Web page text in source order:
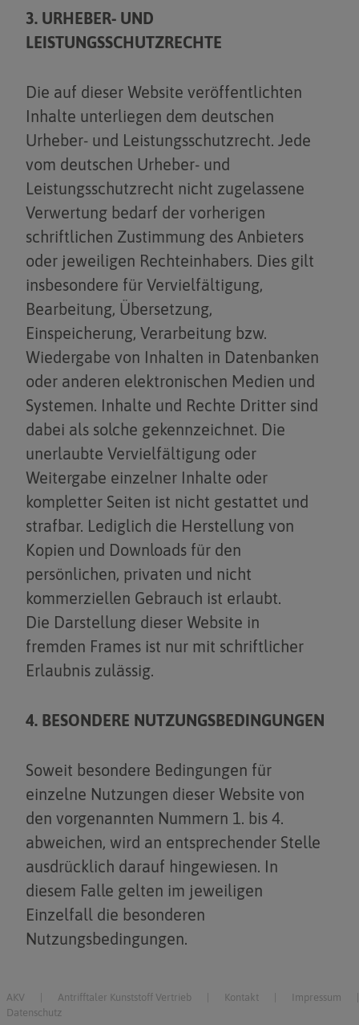
3. URHEBER- UND
LEISTUNGSSCHUTZRECHTE
Die auf dieser Website veröffentlichten
Inhalte unterliegen dem deutschen
Urheber- und Leistungsschutzrecht. Jede
vom deutschen Urheber- und
Leistungsschutzrecht nicht zugelassene
Verwertung bedarf der vorherigen
schriftlichen Zustimmung des Anbieters
oder jeweiligen Rechteinhabers. Dies gilt
insbesondere für Vervielfältigung,
Bearbeitung, Übersetzung,
Einspeicherung, Verarbeitung bzw.
Wiedergabe von Inhalten in Datenbanken
oder anderen elektronischen Medien und
Systemen. Inhalte und Rechte Dritter sind
dabei als solche gekennzeichnet. Die
unerlaubte Vervielfältigung oder
Weitergabe einzelner Inhalte oder
kompletter Seiten ist nicht gestattet und
strafbar. Lediglich die Herstellung von
Kopien und Downloads für den
persönlichen, privaten und nicht
kommerziellen Gebrauch ist erlaubt.
Die Darstellung dieser Website in
fremden Frames ist nur mit schriftlicher
Erlaubnis zulässig.
4. BESONDERE NUTZUNGSBEDINGUNGEN
Soweit besondere Bedingungen für
einzelne Nutzungen dieser Website von
den vorgenannten Nummern 1. bis 4.
abweichen, wird an entsprechender Stelle
ausdrücklich darauf hingewiesen. In
diesem Falle gelten im jeweiligen
Einzelfall die besonderen
Nutzungsbedingungen.
AKV Antrifftaler Kunststoff Vertrieb Kontakt
Impressum
Datenschutz